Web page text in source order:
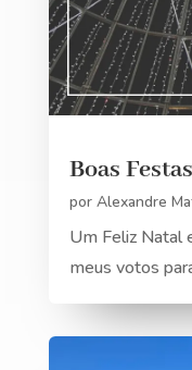
Boas Festas
por Alexandre
Um Feliz Natal
meus votos